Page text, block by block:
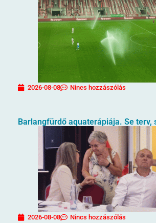
2026-08-08 Nincs hozzászólás
Barlangfürdő aquaterápiája. Se terv,
2026-08-08 Nincs hozzászólás